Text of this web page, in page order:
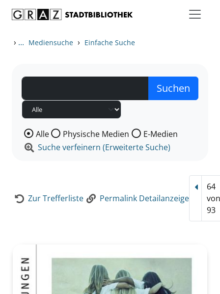
› ... Mediensuche › Einfache Suche
Wählen Sie die Medienart nach der Sie suchen wollen.
Alle Physische Medien
E-Medien
Suche verfeinern (Erweiterte Suche)
Zur Trefferliste Permalink Detailanzeige
64
von
93